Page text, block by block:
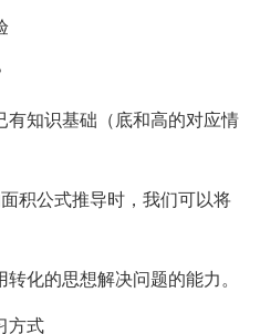
有知识基础（底和高的对应情
积公式推导时，我们可以将
化的思想解决问题的能力。
方式